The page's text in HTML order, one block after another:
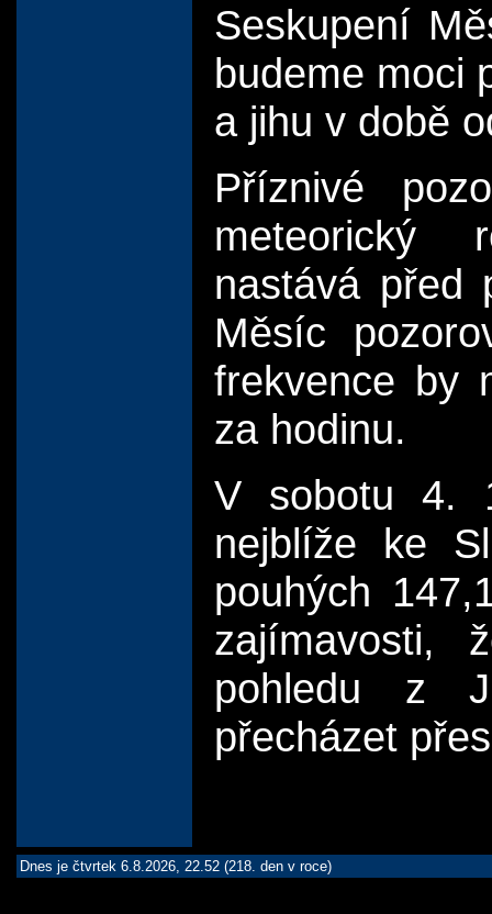
Seskupení
budeme moci
a jihu v době
Příznivé
meteorický
nastává před
Měsíc
frekvence by
za hodinu.
V sobotu 4.
nejblíže ke
pouhých
zajímavosti,
pohledu z
přecházet
Dnes je čtvrtek 6.8.2026, 22.52 (218. den v roce)